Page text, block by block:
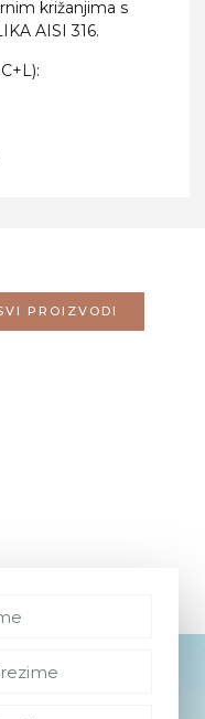
križanjima s
AISI 316.
PROIZVODI